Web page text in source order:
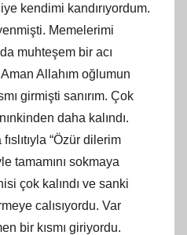
kendimi kandırıyordum.
Memelerimi
muhteşem bir acı
Allahım oğlumun
girmişti sanırım. Çok
daha kalındı.
“Özür dilerim
tamamını sokmaya
çok kalındı ve sanki
calısıyordu. Var
bir kısmı giriyordu.